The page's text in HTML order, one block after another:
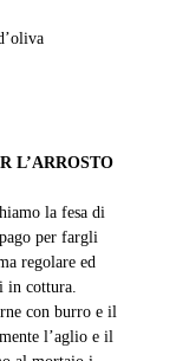
L’ARROSTO
la fesa di
per fargli
regolare ed
in cottura.
con burro e il
l’aglio e il